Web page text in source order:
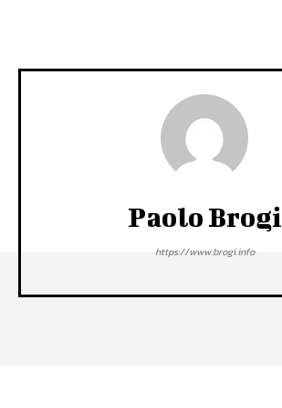
Paolo Brogi
https://www.brogi.info